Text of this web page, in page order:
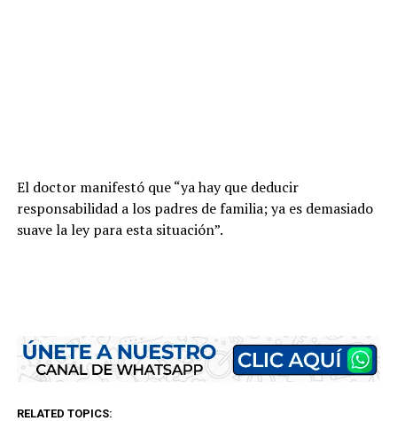
El doctor manifestó que “ya hay que deducir
responsabilidad a los padres de familia; ya es demasiado
suave la ley para esta situación”.
RELATED TOPICS: